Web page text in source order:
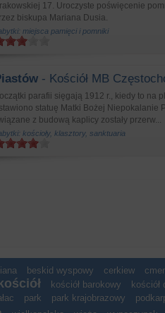
17. Uroczyste poświęcenie
biskupa Mariana Dusia.
miejsca pamięci i pomniki
- Kościół MB
parafii sięgają 1912 r., kiedy to na
statuę Matki Bożej Niepokalanie
z budową kaplicy zostały przerw...
kościoły, klasztory, sanktuaria
beskid wyspowy cerkiew
kościół kościół barokowy kościół
park park krajobrazowy